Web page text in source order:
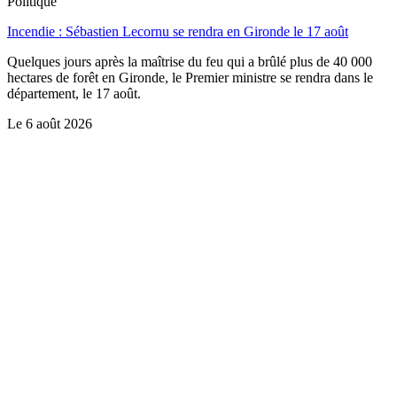
Incendie : Sébastien Lecornu se rendra en Gironde le 17 août
Quelques jours après la maîtrise du feu qui a brûlé plus de 40 000
hectares de forêt en Gironde, le Premier ministre se rendra dans le
département, le 17 août.
Le 6 août 2026